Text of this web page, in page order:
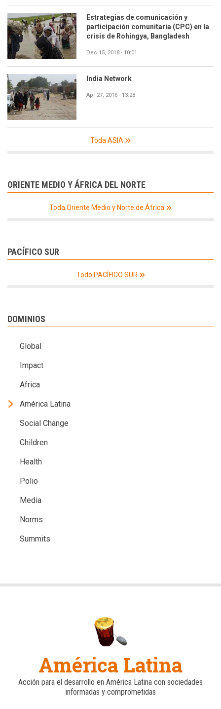
Estrategias de comunicación y
participación comunitaria (CPC) en la
crisis de Rohingya, Bangladesh
Dec 15, 2018 - 10:01
India Network
Apr 27, 2016 - 13:28
Toda ASIA
ORIENTE MEDIO Y ÁFRICA DEL NORTE
Toda Oriente Medio y Norte de África
PACÍFICO SUR
Todo PACÍFICO SUR
DOMINIOS
Global
Impact
Africa
América Latina
Social Change
Children
Health
Polio
Media
Norms
Summits
América Latina
Acción para el desarrollo en América Latina con sociedades
informadas y comprometidas